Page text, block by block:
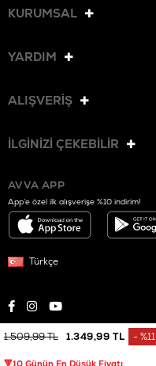
1.509,99 TL 1.349,99 TL %11
🔻10 Günün En Düşük Fiyatı
KURUMSAL
YARDIM
ALIŞVERİŞ
İLGİNİZİ ÇEKEBİLİR
AVVA APP
App’e özel ilk alışverişe %10 indirim!
Türkçe
© 2025